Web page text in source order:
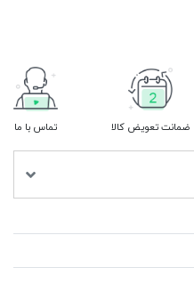
ضمانت تعویض کالا تماس با ما